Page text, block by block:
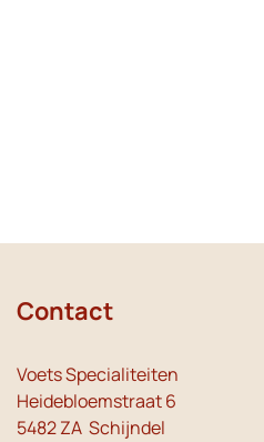
Contact
Voets Specialiteiten
Heidebloemstraat 6
5482 ZA Schijndel